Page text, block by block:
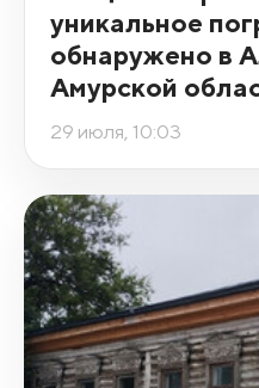
уникальное
обнаружено в
Амурской
29 июля, 10:03